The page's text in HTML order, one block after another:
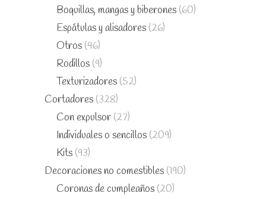
Boquillas, mangas y biberones (60)
Espátulas y alisadores (26)
Otros (46)
Rodillos (9)
Texturizadores (52)
Cortadores (328)
Con expulsor (27)
Individuales o sencillos (209)
Kits (93)
Decoraciones no comestibles (190)
Coronas de cumpleaños (20)